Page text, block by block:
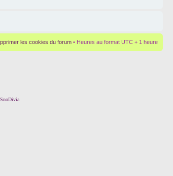
les cookies du forum • Heures au format UTC + 1 heure
SnoDivia